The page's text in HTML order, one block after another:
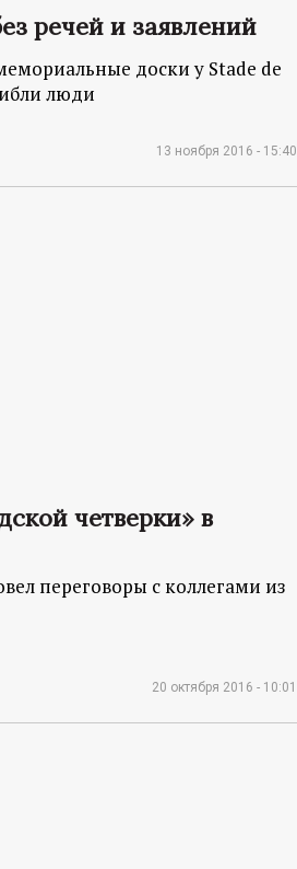
речей и заявлений
доски у Stade de
люди
13 ноября 2016 - 15:40
четверки» в
переговоры с коллегами из
20 октября 2016 - 10:01